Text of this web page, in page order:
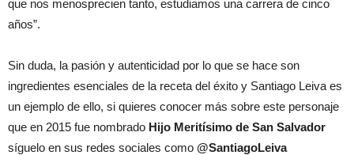
que nos menosprecien tanto, estudiamos una carrera de cinco
años”.
Sin duda, la pasión y autenticidad por lo que se hace son
ingredientes esenciales de la receta del éxito y Santiago Leiva es
un ejemplo de ello, si quieres conocer más sobre este personaje
que en 2015 fue nombrado Hijo Meritísimo de San Salvador
síguelo en sus redes sociales como @SantiagoLeiva